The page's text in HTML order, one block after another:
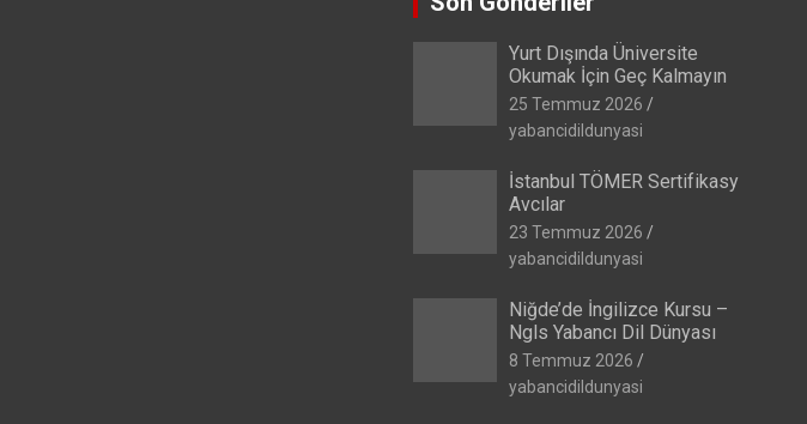
Yurt Dışında Üniversite
Okumak İçin Geç Kalmayın
25 Temmuz 2026
yabancidildunyasi
İstanbul TÖMER Sertifikasy
Avcılar
23 Temmuz 2026
yabancidildunyasi
Niğde’de İngilizce Kursu –
Ngls Yabancı Dil Dünyası
8 Temmuz 2026
yabancidildunyasi